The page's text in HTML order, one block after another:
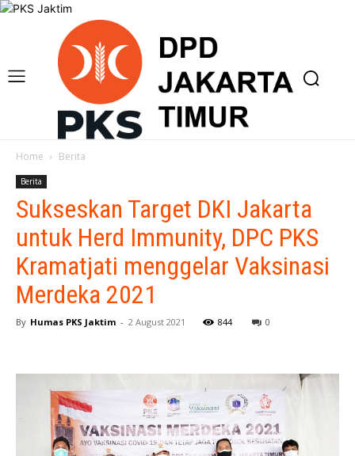
Home Berita
Berita
Sukseskan Target DKI Jakarta
untuk Herd Immunity, DPC PKS
Kramatjati menggelar Vaksinasi
Merdeka 2021
By Humas PKS Jaktim - 2 August 2021 844 0